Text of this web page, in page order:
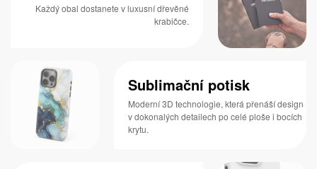
Každý obal dostanete v luxusní dřevěné
krabičce.
Sublimační potisk
Moderní 3D technologie, která přenáší design
v dokonalých detailech po celé ploše i bocích
krytu.